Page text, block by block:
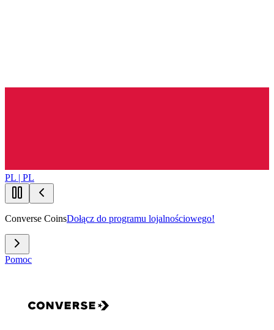
PL | PL
Converse CoinsDołącz do programu lojalnościowego!
Pomoc